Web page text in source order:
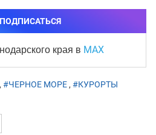
ПОДПИСАТЬСЯ
края в MAX
, #ЧЕРНОЕ МОРЕ, #КУРОРТЫ